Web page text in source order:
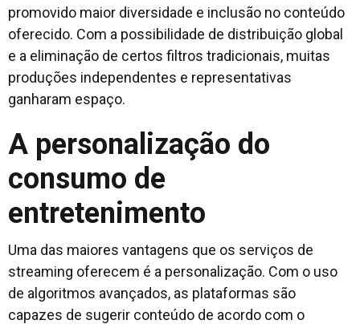
promovido maior diversidade e inclusão no conteúdo
oferecido. Com a possibilidade de distribuição global
e a eliminação de certos filtros tradicionais, muitas
produções independentes e representativas
ganharam espaço.
A personalização do
consumo de
entretenimento
Uma das maiores vantagens que os serviços de
streaming oferecem é a personalização. Com o uso
de algoritmos avançados, as plataformas são
capazes de sugerir conteúdo de acordo com o